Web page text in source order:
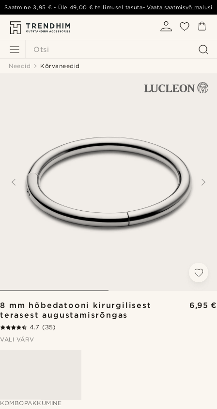
Otsi
Saatmine3,95 € - Üle 49,00 € tellimusel tasuta-Vaata saatmisvõimalusi
Needid Kõrvaneedid
8 mm hõbedatooni kirurgilisest
terasest augustamisrõngas
6,95 €
4.7 (35)
VALI VÄRV
KOMBOPAKKUMINE